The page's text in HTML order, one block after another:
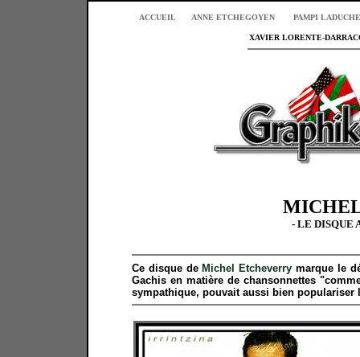
ACCUEIL ANNE ETCHEGOYEN PAMPI LADUCHE
XAVIER LORENTE-
- LE DISQUE
Ce disque de Michel Etcheverry marque le
Gachis en matière de chansonnettes
sympathique, pouvait aussi bien populariser